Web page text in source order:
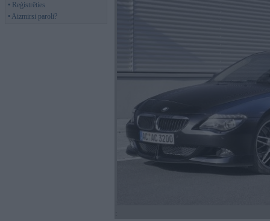
• Reģistrēties
• Aizmirsi paroli?
:
: